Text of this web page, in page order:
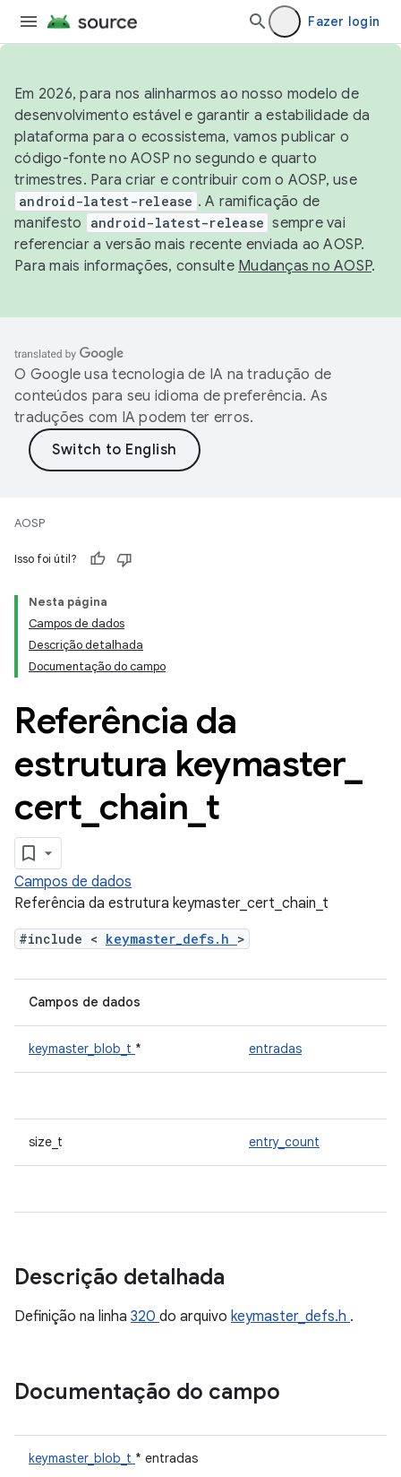
Fazer login
Em 2026, para nos alinharmos ao nosso modelo de
desenvolvimento estável e garantir a estabilidade da
plataforma para o ecossistema, vamos publicar o
código-fonte no AOSP no segundo e quarto
trimestres. Para criar e contribuir com o AOSP, use
android-latest-release . A ramificação de
manifesto
android-latest-release sempre vai
referenciar a versão mais recente enviada ao AOSP.
Para mais informações, consulte Mudanças no AOSP.
O Google usa tecnologia de IA na tradução de
conteúdos para seu idioma de preferência. As
traduções com IA podem ter erros.
AOSP
Isso foi útil?
Nesta página
Campos de dados
Descrição detalhada
Documentação do campo
Referência da
estrutura keymaster_
cert chain t
Campos de dados
Referência da estrutura keymaster_cert_chain_t
#include < keymaster_defs.h >
Campos de dados
keymaster_blob_t * entradas
size_t entry_count
Descrição detalhada
Definição na linha 320 do arquivo keymaster_defs.h .
Documentação do campo
keymaster_blob_t * entradas